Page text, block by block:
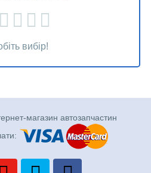
вибір!
магазин автозапчастин